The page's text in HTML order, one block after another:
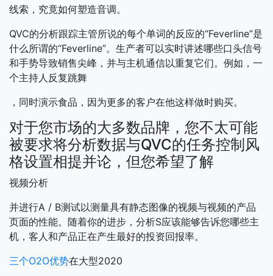
线索，究竟如何塑造音调。
QVC的分析跟踪主管所说的每个单词的反应的“Feverline”是
什么所谓的“Feverline”。生产者可以实时讲述哪些口头信号
和手势导致销售尖峰，并与主机通信以重复它们。例如，一
个主持人反复跳舞
，同时演示食品，因为更多的客户在他这样做时购买。
对于您市场的大多数品牌，您不太可能
被要求将分析数据与QVC的任务控制风
格设置相提并论，但您希望了解
视频分析
并进行A / B测试以测量具有静态图像的视频与视频的产品
页面的性能。随着你的进步，分析S应该能够告诉您哪些主
机，客人和产品正在产生最好的投资回报率。
三个O2O优势在大型2020